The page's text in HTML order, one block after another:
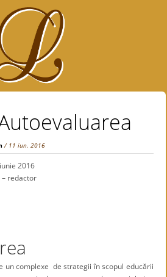
/ 11 iun. 2016
2016
redactor
un complexe de strategii în scopul educării